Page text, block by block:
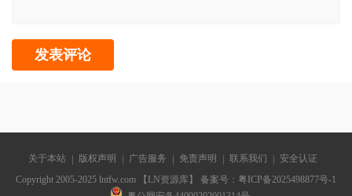
关于本站 版权声明 广告服务 免责声明 联系我们
安全认证
Copyright 2005-2025 lntfw.com 【LN资源库】 备案号： 粤ICP备2025498877号-1